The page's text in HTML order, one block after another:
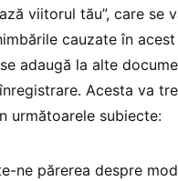
viitorul tău”, care se
cauzate în
adaugă la alte
Acesta va
următoarele subiecte:
ne părerea despre